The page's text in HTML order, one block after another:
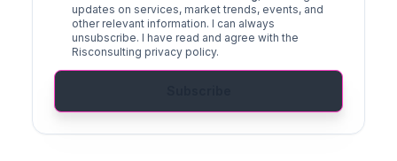
updates on services, market trends, events, and
other relevant information. I can always
unsubscribe. I have read and agree with the
Risconsulting privacy policy.